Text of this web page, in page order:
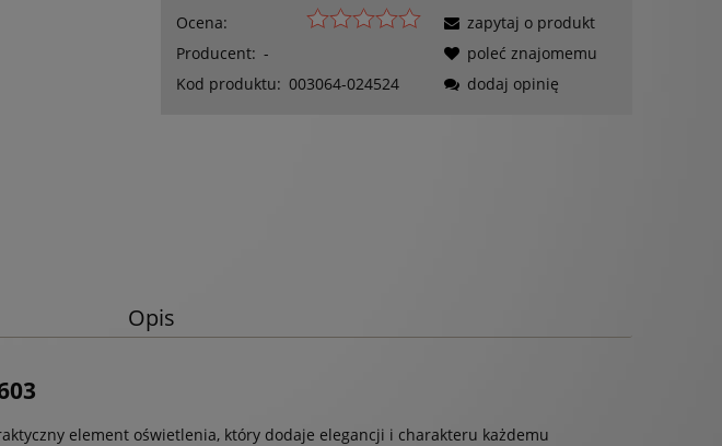
Ocena:
Producent: -
Kod produktu: 003064-024524
zapytaj o produkt
poleć znajomemu
dodaj opinię
Opis
element oświetlenia, który dodaje elegancji i charakteru każdemu